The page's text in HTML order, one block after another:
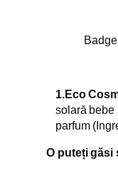
1.Eco
solară bebe
parfum
O puteți găsi